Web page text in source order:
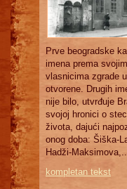
Prve beogradske
imena prema
vlasnicima zgrade
otvorene. Drugih
nije bilo, utvrđuje
svojoj hronici o
života, dajući
onog doba: Šiška-
Hadži-
kompletan tekst